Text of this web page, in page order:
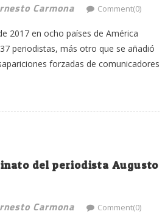
Carmona Comment(0)
2017 en ocho países de América
periodistas, más otro que se añadió
forzadas de comunicadores
del periodista Augusto
Carmona Comment(0)